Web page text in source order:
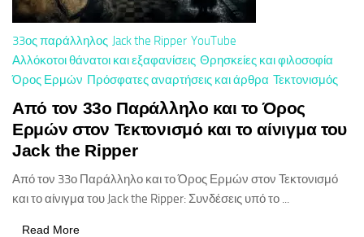
33ος παράλληλος Jack the Ripper YouTube
Αλλόκοτοι θάνατοι και εξαφανίσεις Θρησκείες και φιλοσοφία
Όρος Ερμών Πρόσφατες αναρτήσεις και άρθρα Τεκτονισμός
Από τον 33ο Παράλληλο και το Όρος
Ερμών στον Τεκτονισμό και το αίνιγμα του
Jack the Ripper
Από τον 33ο Παράλληλο και το Όρος Ερμών στον Τεκτονισμό
και το αίνιγμα του Jack the Ripper: Συνδέσεις υπό το ...
Read More